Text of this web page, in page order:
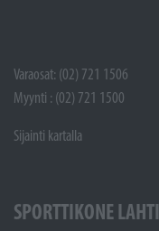
Varaosat: (02) 721 1506
Myynti : (02) 721 1500
Sijainti kartalla
SPORTTIKONE LAHTI